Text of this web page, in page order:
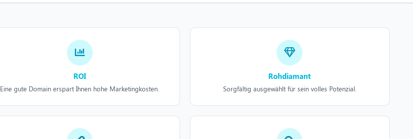
ROI
Eine gute Domain erspart Ihnen hohe Marketingkosten.
Rohdiamant
Sorgfältig ausgewählt für sein volles Potenzial.